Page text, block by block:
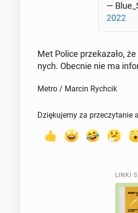
—
2022
Met Police prze­ka­za­ło,
nych. Obecnie nie ma
Metro / Marcin Rychcik
Dziękujemy za przeczytanie
LINKI